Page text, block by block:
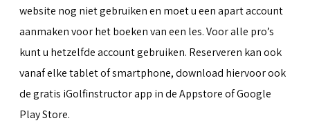
website nog niet gebruiken en moet u een apart account
aanmaken voor het boeken van een les. Voor alle pro’s
kunt u hetzelfde account gebruiken. Reserveren kan ook
vanaf elke tablet of smartphone, download hiervoor ook
de gratis iGolfinstructor app in de Appstore of Google
Play Store.